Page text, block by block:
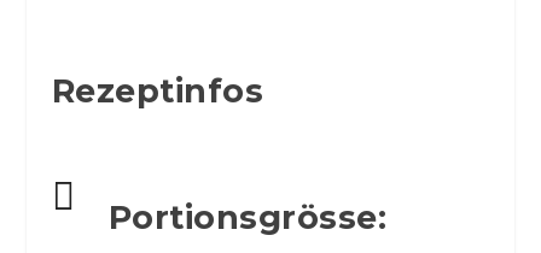
Rezeptinfos
 Portionsgrösse: